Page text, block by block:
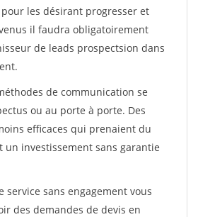
les désirant progresser et
il faudra obligatoirement
de leads prospectsion dans
de communication se
ou au porte à porte. Des
efficaces qui prenaient du
un investissement sans garantie
service sans engagement vous
des demandes de devis en